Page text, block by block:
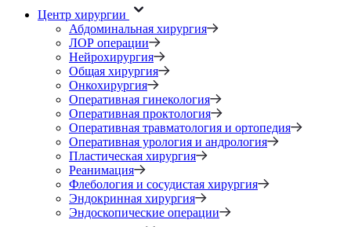
Центр хирургии
Абдоминальная хирургия
ЛОР операции
Нейрохирургия
Общая хирургия
Онкохирургия
Оперативная гинекология
Оперативная проктология
Оперативная травматология и ортопедия
Оперативная урология и андрология
Пластическая хирургия
Реанимация
Флебология и сосудистая хирургия
Эндокринная хирургия
Эндоскопические операции